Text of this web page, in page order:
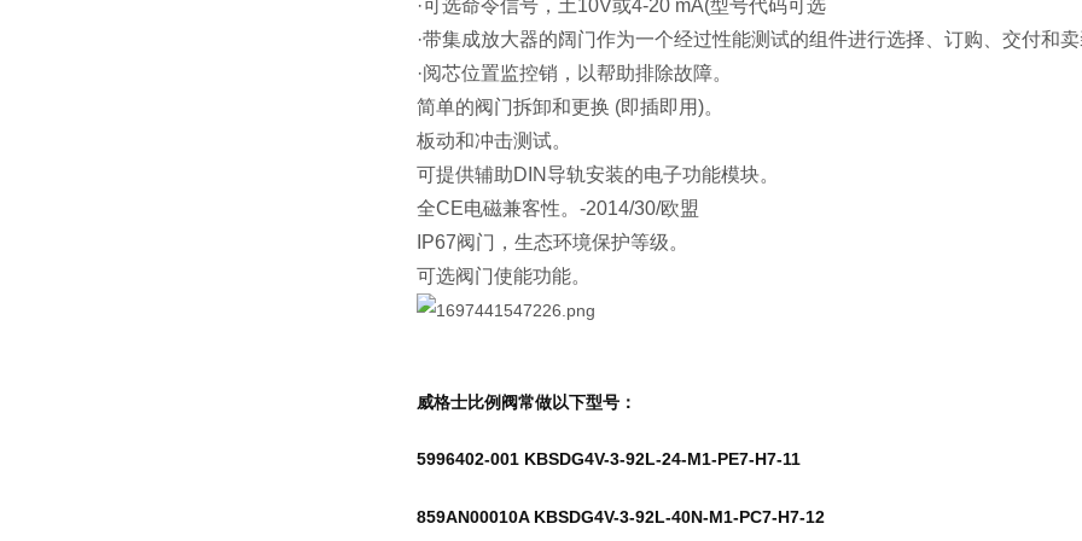
·可选命令信号，土10V或4-20 mA(型号代码可选
·带集成放大器的阔门作为一个经过性能测试的组件进行选择、订购、交付和
·阅芯位置监控销，以帮助排除故障。
简单的阀门拆卸和更换 (即插即用)。
板动和冲击测试。
可提供辅助DIN导轨安装的电子功能模块。
全CE电磁兼客性。-2014/30/欧盟
IP67阀门，生态环境保护等级。
可选阀门使能功能。
威格士比例阀常做以下型号：
5996402-001 KBSDG4V-3-92L-24-M1-PE7-H7-11
859AN00010A KBSDG4V-3-92L-40N-M1-PC7-H7-12